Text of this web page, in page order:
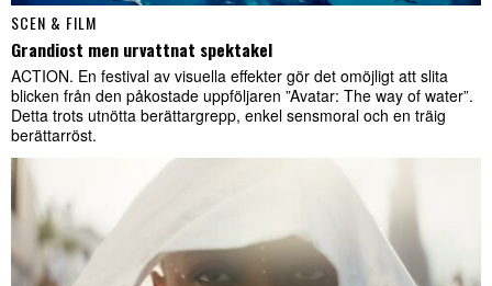
SCEN & FILM
Grandiost men urvattnat spektakel
ACTION. En festival av visuella effekter gör det omöjligt att slita
blicken från den påkostade uppföljaren ”Avatar: The way of water”.
Detta trots utnötta berättargrepp, enkel sensmoral och en träig
berättarröst.